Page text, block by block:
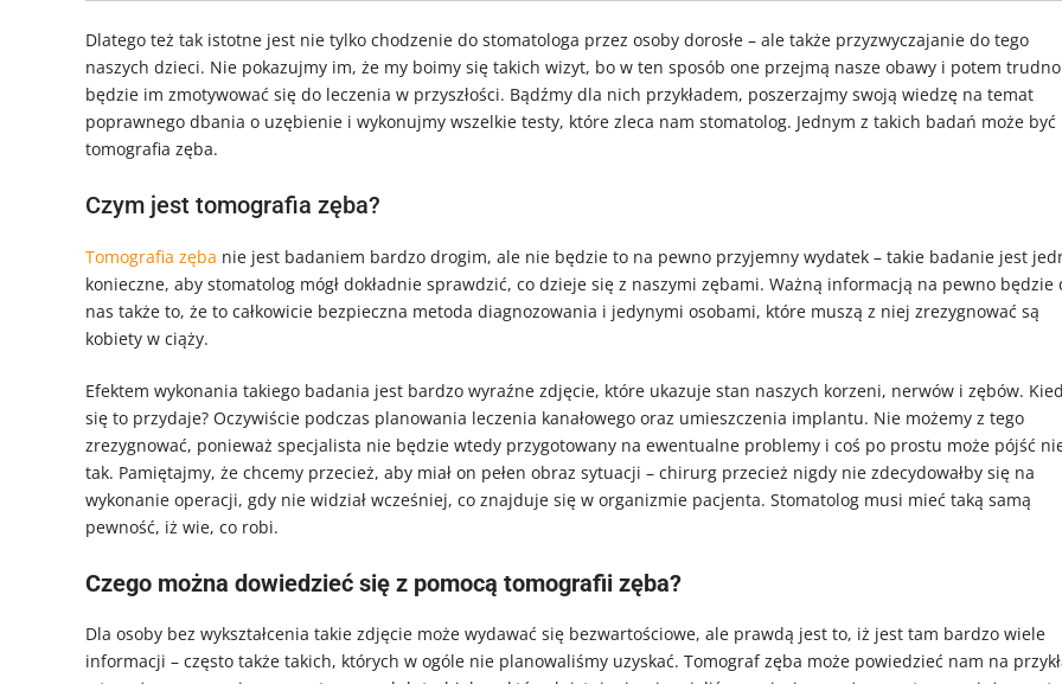
Dlatego też tak istotne jest nie tylko chodzenie do stomatologa przez osoby dorosłe – ale także przyzwyczajanie do tego
naszych dzieci. Nie pokazujmy im, że my boimy się takich wizyt, bo w ten sposób one przejmą nasze obawy i potem trudno
będzie im zmotywować się do leczenia w przyszłości. Bądźmy dla nich przykładem, poszerzajmy swoją wiedzę na temat
poprawnego dbania o uzębienie i wykonujmy wszelkie testy, które zleca nam stomatolog. Jednym z takich badań może być
tomografia zęba.
Czym jest tomografia zęba?
Tomografia zęba nie jest badaniem bardzo drogim, ale nie będzie to na pewno przyjemny wydatek – takie badanie jest
konieczne, aby stomatolog mógł dokładnie sprawdzić, co dzieje się z naszymi zębami. Ważną informacją na pewno będzie
nas także to, że to całkowicie bezpieczna metoda diagnozowania i jedynymi osobami, które muszą z niej zrezygnować są
kobiety w ciąży.
Efektem wykonania takiego badania jest bardzo wyraźne zdjęcie, które ukazuje stan naszych korzeni, nerwów i zębów.
się to przydaje? Oczywiście podczas planowania leczenia kanałowego oraz umieszczenia implantu. Nie możemy z tego
zrezygnować, ponieważ specjalista nie będzie wtedy przygotowany na ewentualne problemy i coś po prostu może pójść
tak. Pamiętajmy, że chcemy przecież, aby miał on pełen obraz sytuacji – chirurg przecież nigdy nie zdecydowałby się na
wykonanie operacji, gdy nie widział wcześniej, co znajduje się w organizmie pacjenta. Stomatolog musi mieć taką samą
pewność, iż wie, co robi.
Czego można dowiedzieć się z pomocą tomografii zęba?
Dla osoby bez wykształcenia takie zdjęcie może wydawać się bezwartościowe, ale prawdą jest to, iż jest tam bardzo wiele
informacji – często także takich, których w ogóle nie planowaliśmy uzyskać. Tomograf zęba może powiedzieć nam na